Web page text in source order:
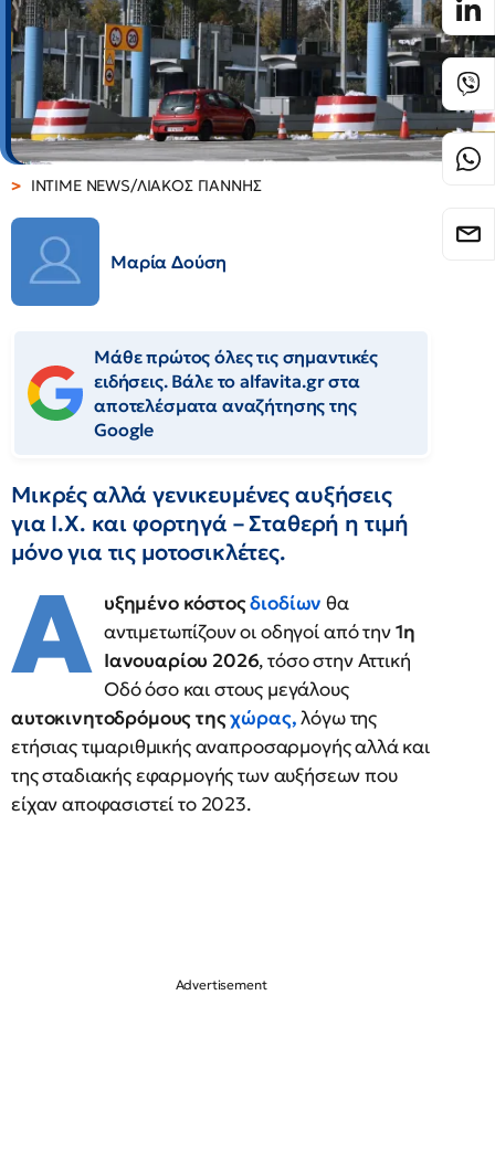
INTIME NEWS/ΛΙΑΚΟΣ ΓΙΑΝΝΗΣ
Μαρία Δούση
Μάθε πρώτος όλες τις σημαντικές
ειδήσεις. Βάλε το alfavita.gr στα
αποτελέσματα αναζήτησης της
Google
Μικρές αλλά γενικευμένες αυξήσεις
για Ι.Χ. και φορτηγά – Σταθερή η τιμή
μόνο για τις μοτοσικλέτες.
Α υξημένο κόστοςδιοδίων θα
αντιμετωπίζουν οι οδηγοί από την1η
Ιανουαρίου 2026, τόσο στην Αττική
Οδό όσο και στους μεγάλους
αυτοκινητοδρόμους τηςχώρας,λόγω της
ετήσιας τιμαριθμικής αναπροσαρμογής αλλά και
της σταδιακής εφαρμογής των αυξήσεων που
είχαν αποφασιστεί το 2023.